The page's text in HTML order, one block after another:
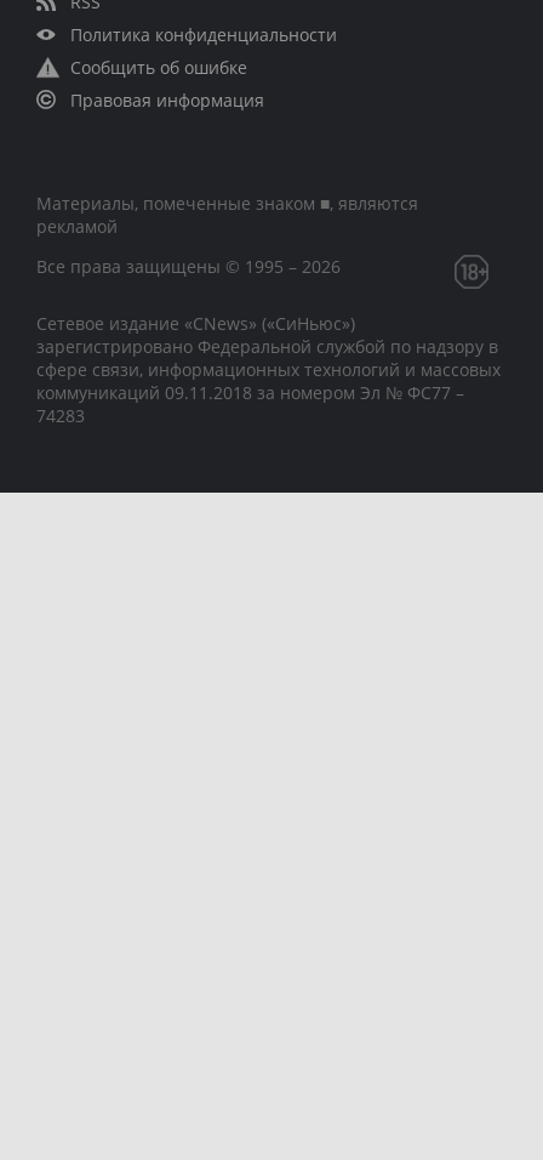
Политика конфиденциальности
Сообщить об ошибке
Правовая информация
Материалы, помеченные знаком ■, являются
рекламой
Все права защищены © 1995 – 2026
Сетевое издание «CNews» («СиНьюс»)
зарегистрировано Федеральной службой по надзору в
сфере связи, информационных технологий и массовых
коммуникаций 09.11.2018 за номером Эл № ФС77 –
74283